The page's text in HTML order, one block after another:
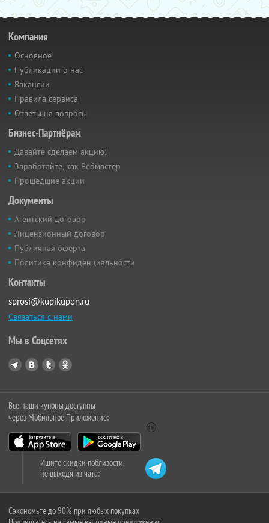
Компания
Основное
Публикации о нас
Вакансии
Правила сервиса
Ответы на вопросы
Бизнес-Партнёрам
Давайте сделаем акцию!
Заработайте, как Вебмастер
Прошедшие акции
Документы
Агентский договор
Лицензионный договор
Публичная оферта
Политика конфиденциальности
Контакты
sprosi@kupikupon.ru
Связаться с нами
Мы в Соцсетях
Все наши купоны доступны
через Мобильное Приложение:
Ищите скидки поблизости,
не выходя из чата:
Сэкономьте до 90% при любых покупках